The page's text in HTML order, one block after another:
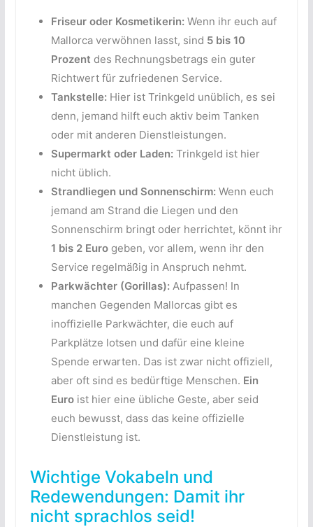
Friseur oder Kosmetikerin: Wenn ihr euch auf
Mallorca verwöhnen lasst, sind 5 bis 10
Prozent des Rechnungsbetrags ein guter
Richtwert für zufriedenen Service.
Tankstelle: Hier ist Trinkgeld unüblich, es sei
denn, jemand hilft euch aktiv beim Tanken
oder mit anderen Dienstleistungen.
Supermarkt oder Laden: Trinkgeld ist hier
nicht üblich.
Strandliegen und Sonnenschirm: Wenn euch
jemand am Strand die Liegen und den
Sonnenschirm bringt oder herrichtet, könnt ihr
1 bis 2 Eurogeben, vor allem, wenn ihr den
Service regelmäßig in Anspruch nehmt.
Parkwächter (Gorillas): Aufpassen! In
manchen Gegenden Mallorcas gibt es
inoffizielle Parkwächter, die euch auf
Parkplätze lotsen und dafür eine kleine
Spende erwarten. Das ist zwar nicht offiziell,
aber oft sind es bedürftige Menschen. Ein
Euroist hier eine übliche Geste, aber seid
euch bewusst, dass das keine offizielle
Dienstleistung ist.
Wichtige Vokabeln und
Redewendungen: Damit ihr
nicht sprachlos seid!